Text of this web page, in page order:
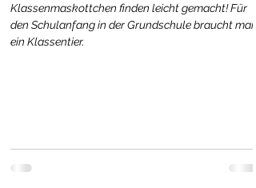
Klassenmaskottchen finden leicht gemacht! Für
den Schulanfang in der Grundschule braucht man
ein Klassentier.